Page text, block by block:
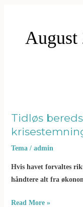
August
Tidløs
Tema/ admin
Hvis havet forvaltes
håndtere alt fra
år
med
krisestemning
Read More »